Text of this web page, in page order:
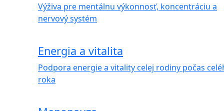
Výživa pre mentálnu výkonnosť, koncentráciu a
nervový systém
Energia a vitalita
Podpora energie a vitality celej rodiny počas
roka